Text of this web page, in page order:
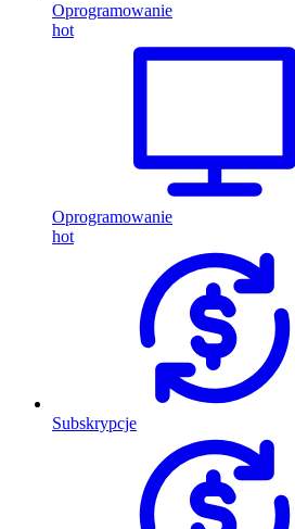
Oprogramowanie
hot
Oprogramowanie
hot
Subskrypcje